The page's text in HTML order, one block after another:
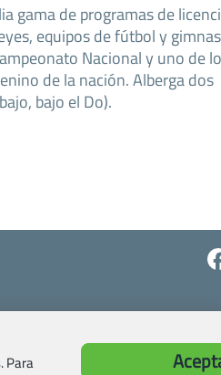
gama de programas de
equipos de fútbol y
Nacional y uno de
de la nación. Alberga dos
bajo el Do).
Para